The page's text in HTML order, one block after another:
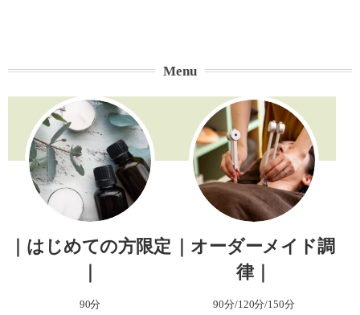
Menu
｜はじめての方限定
90分
｜オーダーメイド調
律｜
90分/120分/150分